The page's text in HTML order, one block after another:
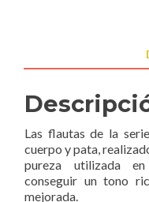
Las flautas de la
cuerpo y pata,
pureza utilizada
conseguir un tono
mejorada.